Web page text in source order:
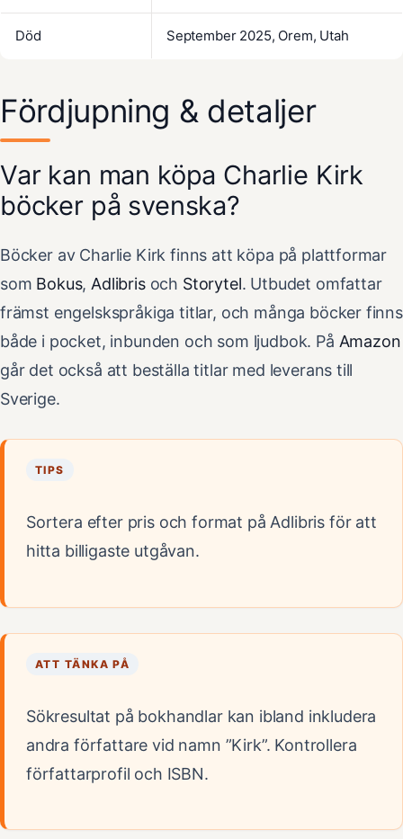
Död September 2025, Orem, Utah
Fördjupning & detaljer
Var kan man köpa Charlie Kirk
böcker på svenska?
Böcker av Charlie Kirk finns att köpa på plattformar
som Bokus, Adlibrisoch Storytel. Utbudet omfattar
främst engelskspråkiga titlar, och många böcker finns
både i pocket, inbunden och som ljudbok. På Amazon
går det också att beställa titlar med leverans till
Sverige.
TIPS
Sortera efter pris och format på Adlibris för att
hitta billigaste utgåvan.
ATT TÄNKA PÅ
Sökresultat på bokhandlar kan ibland inkludera
andra författare vid namn ”Kirk”. Kontrollera
författarprofil och ISBN.